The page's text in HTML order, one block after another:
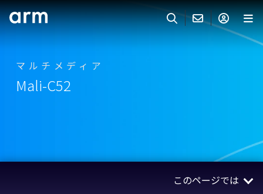
Skip to Main Content
Skip to Footer
ARMのお問い合わせ
サポート
企業様向けFlexible Access
ARMアカウント
Armアカウント
製品
マルチメディア
Mali-C52
このページでは